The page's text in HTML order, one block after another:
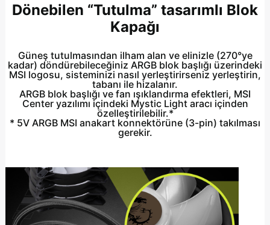
Dönebilen “Tutulma” tasarımlı Blok
Kapağı
Güneş tutulmasından ilham alan ve elinizle (270°ye
kadar) döndürebileceğiniz ARGB blok başlığı üzerindeki
MSI logosu, sisteminizi nasıl yerleştirirseniz yerleştirin,
tabanı ile hizalanır.
ARGB blok başlığı ve fan ışıklandırma efektleri, MSI
Center yazılımı içindeki Mystic Light aracı içinden
özelleştirilebilir.*
* 5V ARGB MSI anakart konnektörüne (3-pin) takılması
gerekir.